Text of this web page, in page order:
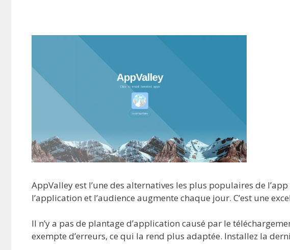
AppValley est l’une des alternatives les plus populaires de
l’application et l’audience augmente chaque jour. C’est une
Il n’y a pas de plantage d’application causé par le
exempte d’erreurs, ce qui la rend plus adaptée. Installez la